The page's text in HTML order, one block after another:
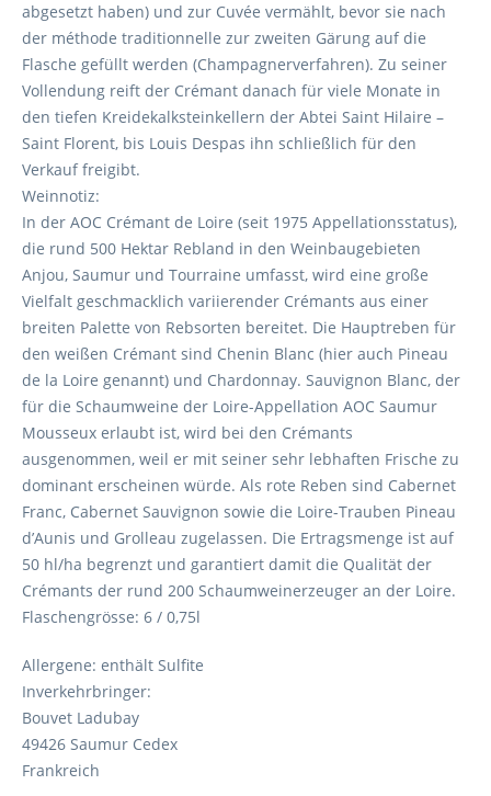
abgesetzt haben) und zur Cuvée vermählt, bevor sie nach
der méthode traditionnelle zur zweiten Gärung auf die
Flasche gefüllt werden (Champagnerverfahren). Zu seiner
Vollendung reift der Crémant danach für viele Monate in
den tiefen Kreidekalksteinkellern der Abtei Saint Hilaire –
Saint Florent, bis Louis Despas ihn schließlich für den
Verkauf freigibt.
Weinnotiz:
In der AOC Crémant de Loire (seit 1975 Appellationsstatus),
die rund 500 Hektar Rebland in den Weinbaugebieten
Anjou, Saumur und Tourraine umfasst, wird eine große
Vielfalt geschmacklich variierender Crémants aus einer
breiten Palette von Rebsorten bereitet. Die Hauptreben für
den weißen Crémant sind Chenin Blanc (hier auch Pineau
de la Loire genannt) und Chardonnay. Sauvignon Blanc, der
für die Schaumweine der Loire-Appellation AOC Saumur
Mousseux erlaubt ist, wird bei den Crémants
ausgenommen, weil er mit seiner sehr lebhaften Frische zu
dominant erscheinen würde. Als rote Reben sind Cabernet
Franc, Cabernet Sauvignon sowie die Loire-Trauben Pineau
d’Aunis und Grolleau zugelassen. Die Ertragsmenge ist auf
50 hl/ha begrenzt und garantiert damit die Qualität der
Crémants der rund 200 Schaumweinerzeuger an der Loire.
Flaschengrösse: 6 / 0,75l
Allergene: enthält Sulfite
Inverkehrbringer:
Bouvet Ladubay
49426 Saumur Cedex
Frankreich